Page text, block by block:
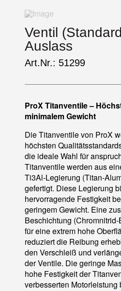
Ventil
Auslass
Art.Nr.: 51299
ProX Titanventile –
minimalem Gewicht
Die Titanventile von ProX
höchsten
die ideale Wahl für
Titanventile werden aus
Ti3Al-Legierung (Titan-
gefertigt. Diese Legierung
hervorragende Festigkeit
geringem Gewicht. Eine
Beschichtung
für eine extrem hohe
reduziert die Reibung
den Verschleiß und
der Ventile. Die geringe
hohe Festigkeit der
verbesserten Motorleistung